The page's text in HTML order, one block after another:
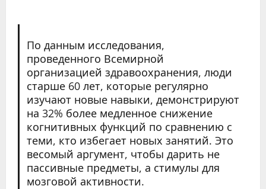
По данным исследования,
проведенного Всемирной
организацией здравоохранения, люди
старше 60 лет, которые регулярно
изучают новые навыки, демонстрируют
на 32% более медленное снижение
когнитивных функций по сравнению с
теми, кто избегает новых занятий. Это
весомый аргумент, чтобы дарить не
пассивные предметы, а стимулы для
мозговой активности.